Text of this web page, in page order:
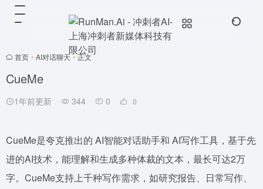
首页 • AI对话聊天 • 正文
CueMe
1年前更新 344 0 0
CueMe是夸克推出的 AI智能对话助手和 AI写作工具，基于先
进的AI技术，能理解和生成多种体裁的文本，最长可达2万
字。CueMe支持上千种写作需求，如研究报告、日常写作、